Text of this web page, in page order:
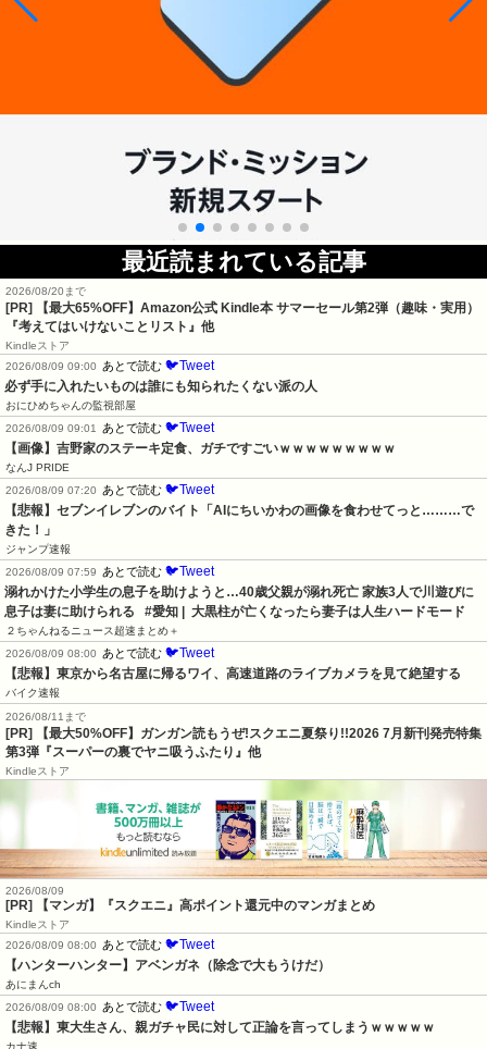
最近読まれている記事
2026/08/20まで
[PR]
【最大65%OFF】Amazon公式 Kindle本 サマーセール第2弾（趣味・実用）
『考えてはいけないことリスト』他
Kindleストア
2026/08/09 09:00
あとで読む 🐦Tweet
必ず手に入れたいものは誰にも知られたくない派の人
おにひめちゃんの監視部屋
2026/08/09 09:01
あとで読む 🐦Tweet
【画像】吉野家のステーキ定食、ガチですごいｗｗｗｗｗｗｗｗｗ
なんJ PRIDE
2026/08/09 07:20
あとで読む 🐦Tweet
【悲報】セブンイレブンのバイト「AIにちいかわの画像を食わせてっと………で
きた！」
ジャンプ速報
2026/08/09 07:59
あとで読む 🐦Tweet
溺れかけた小学生の息子を助けようと…40歳父親が溺れ死亡 家族3人で川遊びに
息子は妻に助けられる   #愛知 |  大黒柱が亡くなったら妻子は人生ハードモード
２ちゃんねるニュース超速まとめ＋
2026/08/09 08:00
あとで読む 🐦Tweet
【悲報】東京から名古屋に帰るワイ、高速道路のライブカメラを見て絶望する
バイク速報
2026/08/11まで
[PR] 【最大50%OFF】ガンガン読もうぜ!スクエニ夏祭り!!2026 7月新刊発売特集
第3弾『スーパーの裏でヤニ吸うふたり』他
Kindleストア
2026/08/09
[PR] 【マンガ】『スクエニ』高ポイント還元中のマンガまとめ
Kindleストア
2026/08/09 08:00
あとで読む 🐦Tweet
【ハンターハンター】アベンガネ（除念で大もうけだ）
あにまんch
2026/08/09 08:00
あとで読む 🐦Tweet
【悲報】東大生さん、親ガチャ民に対して正論を言ってしまうｗｗｗｗｗ
カナ速